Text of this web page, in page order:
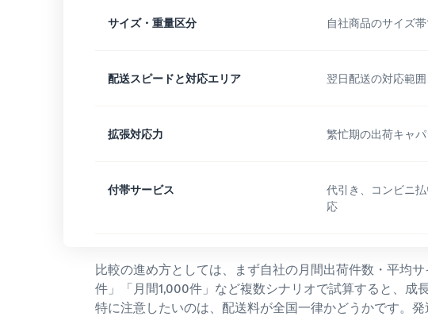
サイズ・重量区分 自社商品のサイズ
配送スピードと対応エリア 翌日配送の対応範
拡張対応力 繁忙期の出荷キャ
付帯サービス
代引き、コンビニ
応
比較の進め方としては、まず自社の月間出荷件数・平均
件」「月間1,000件」など複数シナリオで試算すると、成
特に注意したいのは、配送料が全国一律かどうかです。